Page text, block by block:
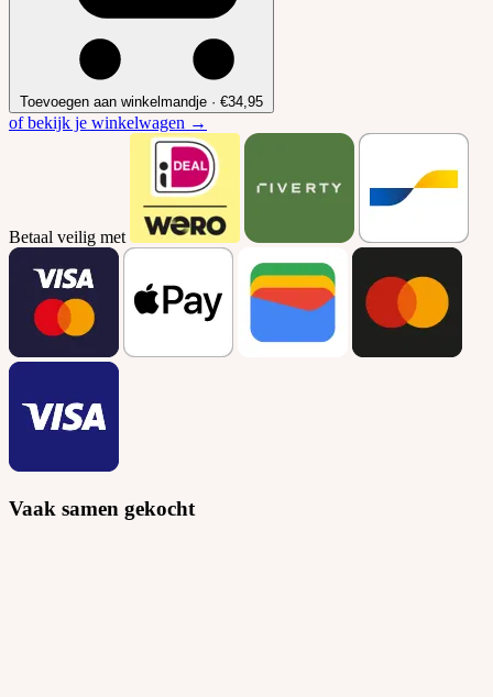
Toevoegen aan winkelmandje · €34,95
of bekijk je winkelwagen →
Betaal veilig met
Vaak samen gekocht